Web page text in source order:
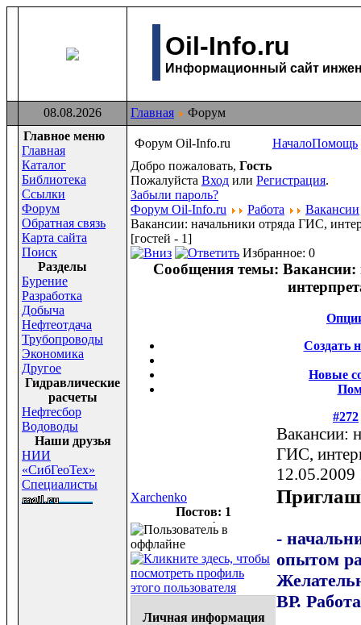
Oil-Info.ru
Информационный сайт
08.08.2026 Главная
Форум
Главное меню
Главная
Каталог
Библиотека
Ссылки
Форум
Обратная связь
Карта сайта
Поиск
Раздeлы
Бурение
Разработка
Добыча
Нефтеотдача
Трубопроводы
Экономика
Другое
Гидравлические
расчеты
Нефтесбор
Водоводы
Наши друзья
НИИ
«СибГеоТех»
Специалисты
Форум Oil-Info.ru НачалоПомощь
Добро пожаловать, Гость
Пожалуйста Вход или Регистрация.
Забыли пароль?
Форум Oil-Info.ru
Работа
Вакансии
Вакансии: начальники отряда ГИС,
[гостей - 1]
Избранное: 0
Сообщения темы: Вакансии:
Создать
Новые
#272
Xarchenko
Постов: 1
Личная информация
Вакансии:
ГИС,
12.05.2009
-
опытом
ВР.